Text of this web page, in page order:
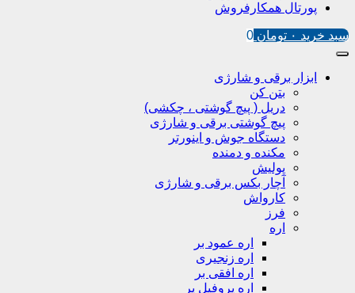
پورتال همکارفروش
سبد خرید ۰ تومان 0
ابزار برقی و شارژی
بتن کن
دریل ( پیچ گوشتی ، چکشی)
پیچ گوشتی برقی و شارژی
دستگاه جوش و اینورتر
مکنده و دمنده
پولیش
آچار بکس برقی و شارژی
کارواش
فرز
اره
اره عمود بر
اره زنجیری
اره افقی بر
اره پروفیل پر